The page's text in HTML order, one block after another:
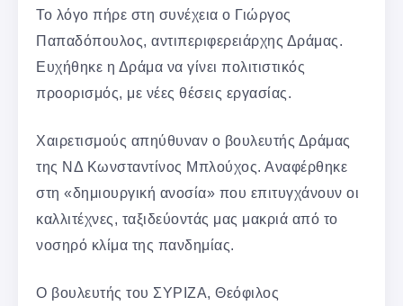
Το λόγο πήρε στη συνέχεια ο Γιώργος
Παπαδόπουλος, αντιπεριφερειάρχης Δράμας.
Ευχήθηκε η Δράμα να γίνει πολιτιστικός
προορισμός, με νέες θέσεις εργασίας.
Χαιρετισμούς απηύθυναν ο βουλευτής Δράμας
της ΝΔ Κωνσταντίνος Μπλούχος. Αναφέρθηκε
στη «δημιουργική ανοσία» που επιτυγχάνουν οι
καλλιτέχνες, ταξιδεύοντάς μας μακριά από το
νοσηρό κλίμα της πανδημίας.
Ο βουλευτής του ΣΥΡΙΖΑ, Θεόφιλος